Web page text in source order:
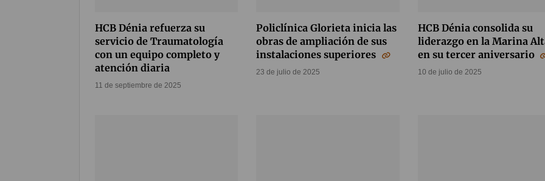
HCB Dénia refuerza su
servicio de Traumatología
con un equipo completo y
atención diaria
11 de septiembre de 2025
Policlínica Glorieta inicia las
obras de ampliación de sus
instalaciones superiores
23 de julio de 2025
HCB Dénia consolida su
liderazgo en la Marina
en su tercer aniversario
10 de julio de 2025